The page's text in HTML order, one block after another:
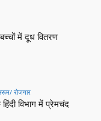
में दूध वितरण
रोजगार
विभाग में प्रेमचंद